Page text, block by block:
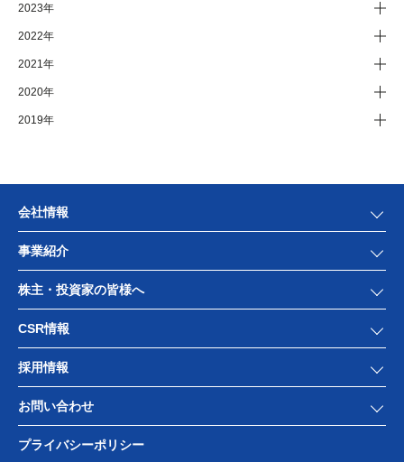
2023年
2022年
2021年
2020年
2019年
会社情報
事業紹介
株主・投資家の皆様へ
CSR情報
採用情報
お問い合わせ
プライバシーポリシー